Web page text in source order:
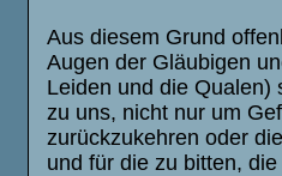
Aus diesem Grund
Augen der Gläubigen
Leiden und die Qualen)
zu uns, nicht nur um
zurückzukehren oder
und für die zu bitten,